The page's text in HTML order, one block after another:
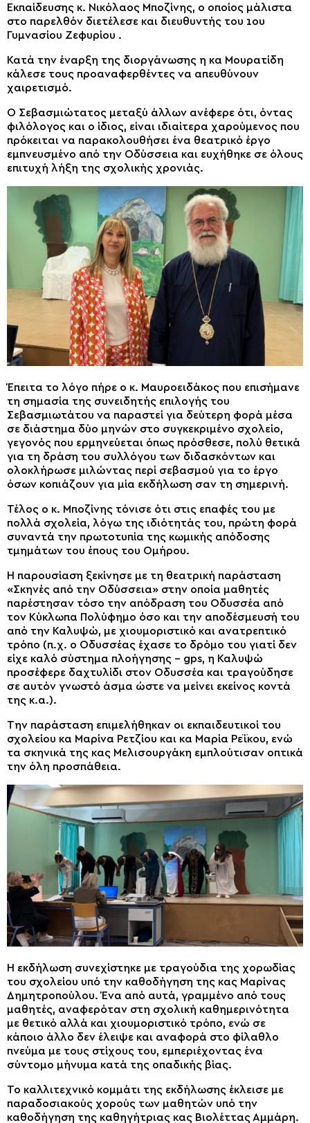
Εκπαίδευσης κ. Νικόλαος Μποζίνης, ο οποίος μάλιστα
στο παρελθόν διετέλεσε και διευθυντής του 1ου
Γυμνασίου Ζεφυρίου .
Κατά την έναρξη της διοργάνωσης η κα Μουρατίδη
κάλεσε τους προαναφερθέντες να απευθύνουν
χαιρετισμό.
Ο Σεβασμιώτατος μεταξύ άλλων ανέφερε ότι, όντας
φιλόλογος και ο ίδιος, είναι ιδιαίτερα χαρούμενος που
πρόκειται να παρακολουθήσει ένα θεατρικό έργο
εμπνευσμένο από την Οδύσσεια και ευχήθηκε σε όλους
επιτυχή λήξη της σχολικής χρονιάς.
Έπειτα το λόγο πήρε ο κ. Μαυροειδάκος που επισήμανε
τη σημασία της συνειδητής επιλογής του
Σεβασμιωτάτου να παραστεί για δεύτερη φορά μέσα
σε διάστημα δύο μηνών στο συγκεκριμένο σχολείο,
γεγονός που ερμηνεύεται όπως πρόσθεσε, πολύ θετικά
για τη δράση του συλλόγου των διδασκόντων και
ολοκλήρωσε μιλώντας περί σεβασμού για το έργο
όσων κοπιάζουν για μία εκδήλωση σαν τη σημερινή.
Τέλος ο κ. Μποζίνης τόνισε ότι στις επαφές του με
πολλά σχολεία, λόγω της ιδιότητάς του, πρώτη φορά
συναντά την πρωτοτυπία της κωμικής απόδοσης
τμημάτων του έπους του Ομήρου.
Η παρουσίαση ξεκίνησε με τη θεατρική παράσταση
«Σκηνές από την Οδύσσεια» στην οποία μαθητές
παρέστησαν τόσο την απόδραση του Οδυσσέα από
τον Κύκλωπα Πολύφημο όσο και την αποδέσμευσή του
από την Καλυψώ, με χιουμοριστικό και ανατρεπτικό
τρόπο (π.χ. ο Οδυσσέας έχασε το δρόμο του γιατί δεν
είχε καλό σύστημα πλοήγησης – gps, η Καλυψώ
προσέφερε δαχτυλίδι στον Οδυσσέα και τραγούδησε
σε αυτόν γνωστό άσμα ώστε να μείνει εκείνος κοντά
της κ.α.).
Την παράσταση επιμελήθηκαν οι εκπαιδευτικοί του
σχολείου κα Μαρίνα Ρετζίου και κα Μαρία Ρεΐκου, ενώ
τα σκηνικά της κας Μελισουργάκη εμπλούτισαν οπτικά
την όλη προσπάθεια.
Η εκδήλωση συνεχίστηκε με τραγούδια της χορωδίας
του σχολείου υπό την καθοδήγηση της κας Μαρίνας
Δημητροπούλου. Ένα από αυτά, γραμμένο από τους
μαθητές, αναφερόταν στη σχολική καθημερινότητα
με θετικό αλλά και χιουμοριστικό τρόπο, ενώ σε
κάποιο άλλο δεν έλειψε και αναφορά στο φίλαθλο
πνεύμα με τους στίχους του, εμπεριέχοντας ένα
σύντομο μήνυμα κατά της οπαδικής βίας.
Το καλλιτεχνικό κομμάτι της εκδήλωσης έκλεισε με
παραδοσιακούς χορούς των μαθητών υπό την
καθοδήγηση της καθηγήτριας κας Βιολέττας Αμμάρη.